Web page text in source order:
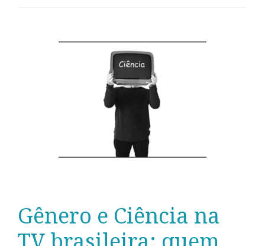
Gênero e Ciência na